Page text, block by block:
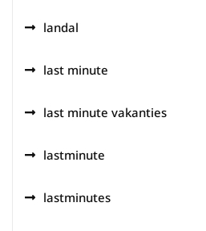
landal
last minute
last minute vakanties
lastminute
lastminutes